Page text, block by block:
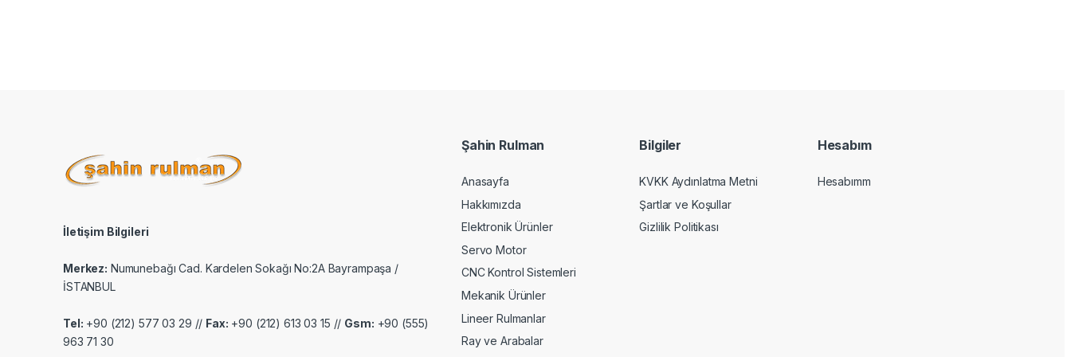
İletişim Bilgileri
Merkez: Numunebağı Cad. Kardelen Sokağı No:2A Bayrampaşa /
İSTANBUL
Tel: +90 (212) 577 03 29 // Fax: +90 (212) 613 03 15 // Gsm: +90 (555)
963 71 30
Şahin Rulman
Anasayfa
Hakkımızda
Elektronik Ürünler
Servo Motor
CNC Kontrol Sistemleri
Mekanik Ürünler
Lineer Rulmanlar
Ray ve Arabalar
Bilgiler
KVKK Aydınlatma Metni
Şartlar ve Koşullar
Gizlilik Politikası
Hesabım
Hesabımm